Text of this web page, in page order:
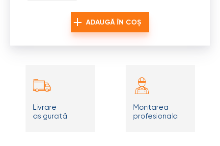
ADAUGĂ ÎN COȘ
Livrare
asigurată
Montarea
profesionala